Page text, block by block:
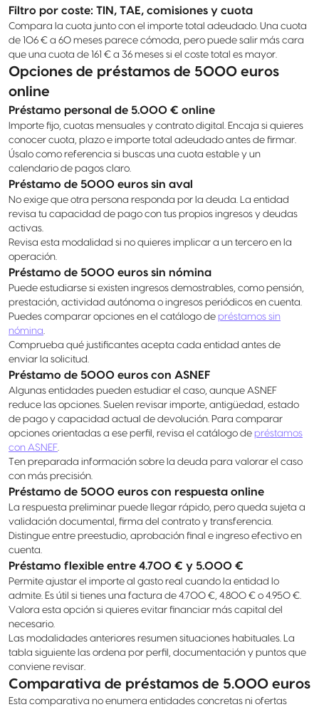
Filtro por coste: TIN, TAE, comisiones y cuota
Compara la cuota junto con el importe total adeudado. Una cuota
de 106 € a 60 meses parece cómoda, pero puede salir más cara
que una cuota de 161 € a 36 meses si el coste total es mayor.
Opciones de préstamos de 5000 euros
online
Préstamo personal de 5.000 € online
Importe fijo, cuotas mensuales y contrato digital. Encaja si quieres
conocer cuota, plazo e importe total adeudado antes de firmar.
Úsalo como referencia si buscas una cuota estable y un
calendario de pagos claro.
Préstamo de 5000 euros sin aval
No exige que otra persona responda por la deuda. La entidad
revisa tu capacidad de pago con tus propios ingresos y deudas
activas.
Revisa esta modalidad si no quieres implicar a un tercero en la
operación.
Préstamo de 5000 euros sin nómina
Puede estudiarse si existen ingresos demostrables, como pensión,
prestación, actividad autónoma o ingresos periódicos en cuenta.
Puedes comparar opciones en el catálogo de préstamos sin
nómina.
Comprueba qué justificantes acepta cada entidad antes de
enviar la solicitud.
Préstamo de 5000 euros con ASNEF
Algunas entidades pueden estudiar el caso, aunque ASNEF
reduce las opciones. Suelen revisar importe, antigüedad, estado
de pago y capacidad actual de devolución. Para comparar
opciones orientadas a ese perfil, revisa el catálogo de préstamos
con ASNEF.
Ten preparada información sobre la deuda para valorar el caso
con más precisión.
Préstamo de 5000 euros con respuesta online
La respuesta preliminar puede llegar rápido, pero queda sujeta a
validación documental, firma del contrato y transferencia.
Distingue entre preestudio, aprobación final e ingreso efectivo en
cuenta.
Préstamo flexible entre 4.700 € y 5.000 €
Permite ajustar el importe al gasto real cuando la entidad lo
admite. Es útil si tienes una factura de 4.700 €, 4.800 € o 4.950 €.
Valora esta opción si quieres evitar financiar más capital del
necesario.
Las modalidades anteriores resumen situaciones habituales. La
tabla siguiente las ordena por perfil, documentación y puntos que
conviene revisar.
Comparativa de préstamos de 5.000 euros
Esta comparativa no enumera entidades concretas ni ofertas